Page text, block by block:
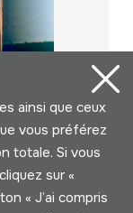
ainsi que ceux
vous préférez
totale. Si vous
sur «
« J’ai compris